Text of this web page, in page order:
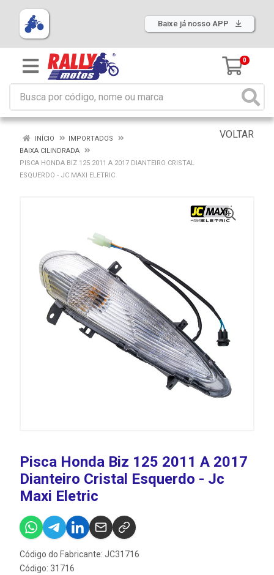
Baixe já nosso APP
0
VOLTAR
INÍCIO
IMPORTADOS
BAIXA CILINDRADA
PISCA HONDA BIZ 125 2011 A 2017 DIANTEIRO CRISTAL
ESQUERDO - JC MAXI ELETRIC
Pisca Honda Biz 125 2011 A 2017
Dianteiro Cristal Esquerdo - Jc
Maxi Eletric
Código do Fabricante: JC31716
Código: 31716